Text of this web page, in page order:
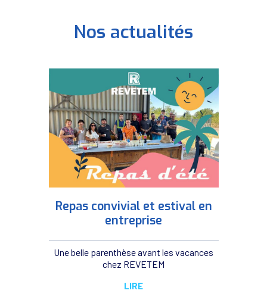
Nos actualités
Repas convivial et estival en
entreprise
Une belle parenthèse avant les vacances
chez REVETEM
LIRE